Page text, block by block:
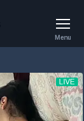
Menu